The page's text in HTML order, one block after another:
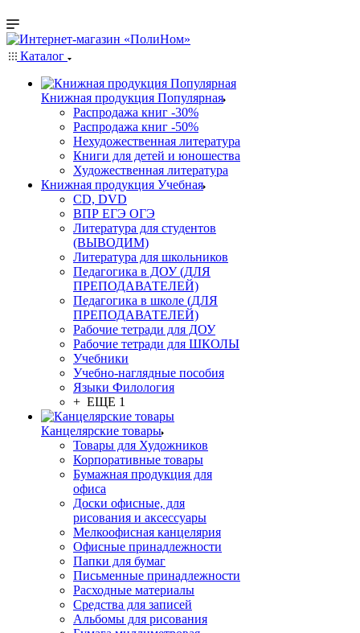
Каталог
Книжная продукция Популярная
Распродажа книг -30%
Распродажа книг -50%
Нехудожественная литература
Книги для детей и юношества
Художественная литература
Книжная продукция Учебная
CD, DVD
ВПР ЕГЭ ОГЭ
Литература для студентов
(ВЫВОДИМ)
Литература для школьников
Педагогика в ДОУ (ДЛЯ
ПРЕПОДАВАТЕЛЕЙ)
Педагогика в школе (ДЛЯ
ПРЕПОДАВАТЕЛЕЙ)
Рабочие тетради для ДОУ
Рабочие тетради для ШКОЛЫ
Учебники
Учебно-наглядные пособия
Языки Филология
+ ЕЩЕ 1
Канцелярские товары
Товары для Художников
Корпоративные товары
Бумажная продукция для
офиса
Доски офисные, для
рисования и аксессуары
Мелкоофисная канцелярия
Офисные принадлежности
Папки для бумаг
Письменные принадлежности
Расходные материалы
Средства для записей
Альбомы для рисования